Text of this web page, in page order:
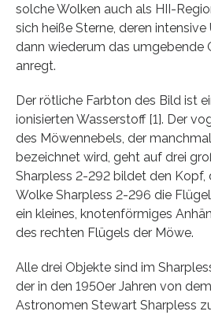
solche Wolken auch als HII-
sich heiße Sterne, deren
dann wiederum das umgebende
anregt.
Der rötliche Farbton des Bild ist
ionisierten Wasserstoff [1]. Der
des Möwennebels, der
bezeichnet wird, geht auf drei
Sharpless 2-292 bildet den Kopf,
Wolke Sharpless 2-296 die
ein kleines, knotenförmiges
des rechten Flügels der Möwe.
Alle drei Objekte sind im
der in den 1950er Jahren von
Astronomen Stewart Sharpless